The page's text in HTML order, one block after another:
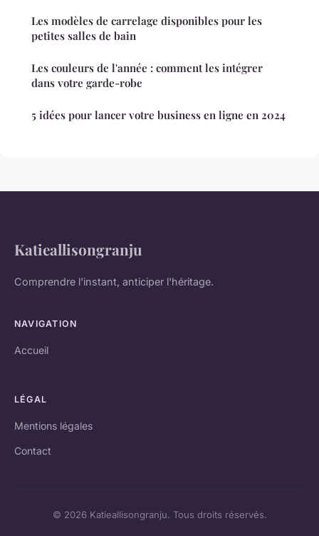
Les modèles de carrelage disponibles pour les
petites salles de bain
Les couleurs de l'année : comment les intégrer
dans votre garde-robe
5 idées pour lancer votre business en ligne en 2024
Katieallisongranju
Comprendre l'instant, anticiper l'héritage.
NAVIGATION
Accueil
LÉGAL
Mentions légales
Contact
© 2026 Katieallisongranju. Tous droits réservés.